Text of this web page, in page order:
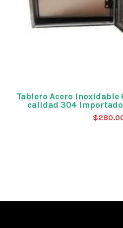
Tablero Acero Inoxidable
calidad 304 Importado
$